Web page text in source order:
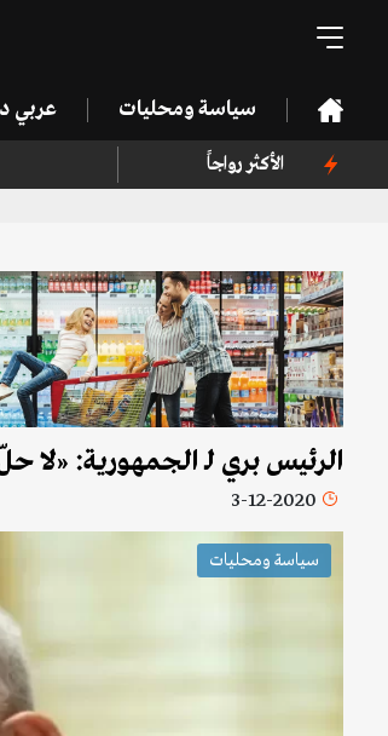
سياسة ومحليات عربي
الأكثر رواجاً
الرئيس بري لـ الجمهورية:
3-12-2020
سياسة ومحليات